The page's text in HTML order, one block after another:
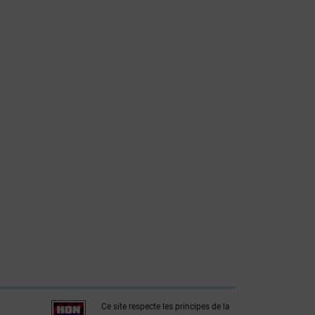
Ce site respecte les principes de la